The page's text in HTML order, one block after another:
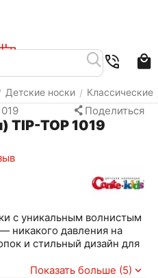
Детские носки / Классические
Поделиться
TIP-TOP 1019
с уникальным волнистым
никакого давления на
и стильный дизайн для
Показать больше (5)